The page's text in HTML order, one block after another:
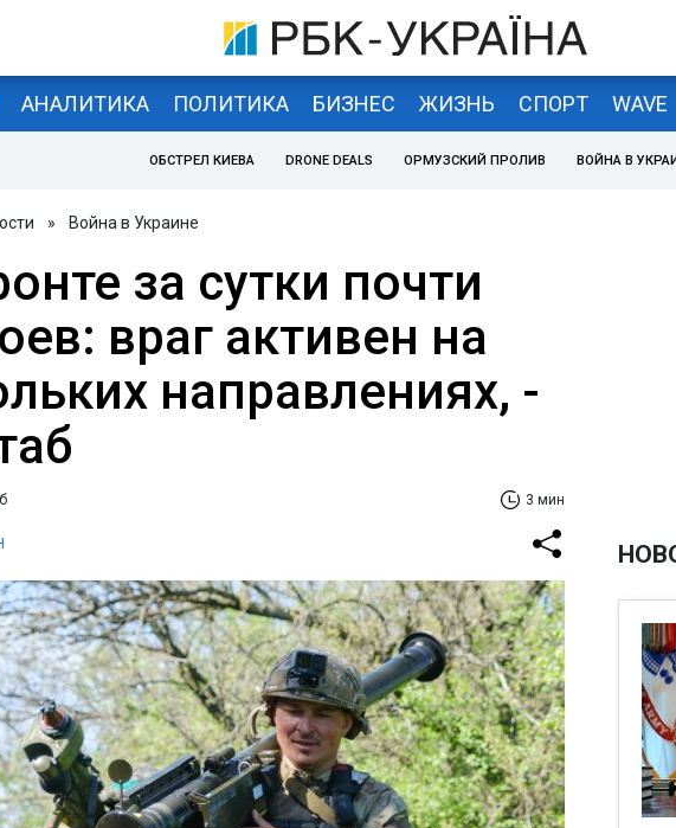
АНАЛИТИКА ПОЛИТИКА БИЗНЕС ЖИЗНЬ СПОРТ WAVE
ОБСТРЕЛ КИЕВА DRONE DEALS ОРМУЗСКИЙ ПРОЛИВ ВОЙНА В
» Война в Украине
за сутки почти
враг активен на
направлениях, -
3 мин